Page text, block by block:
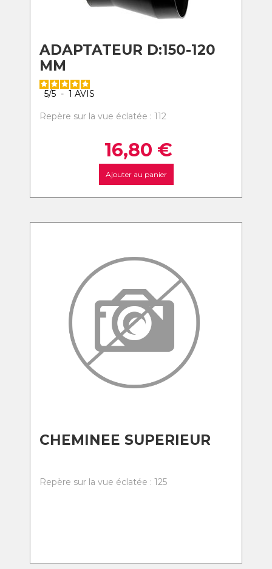
ADAPTATEUR D:150-120
MM
5/5 - 1 AVIS
Repère sur la vue éclatée : 112
16,80 €
Ajouter au panier
CHEMINEE SUPERIEUR
Repère sur la vue éclatée : 125